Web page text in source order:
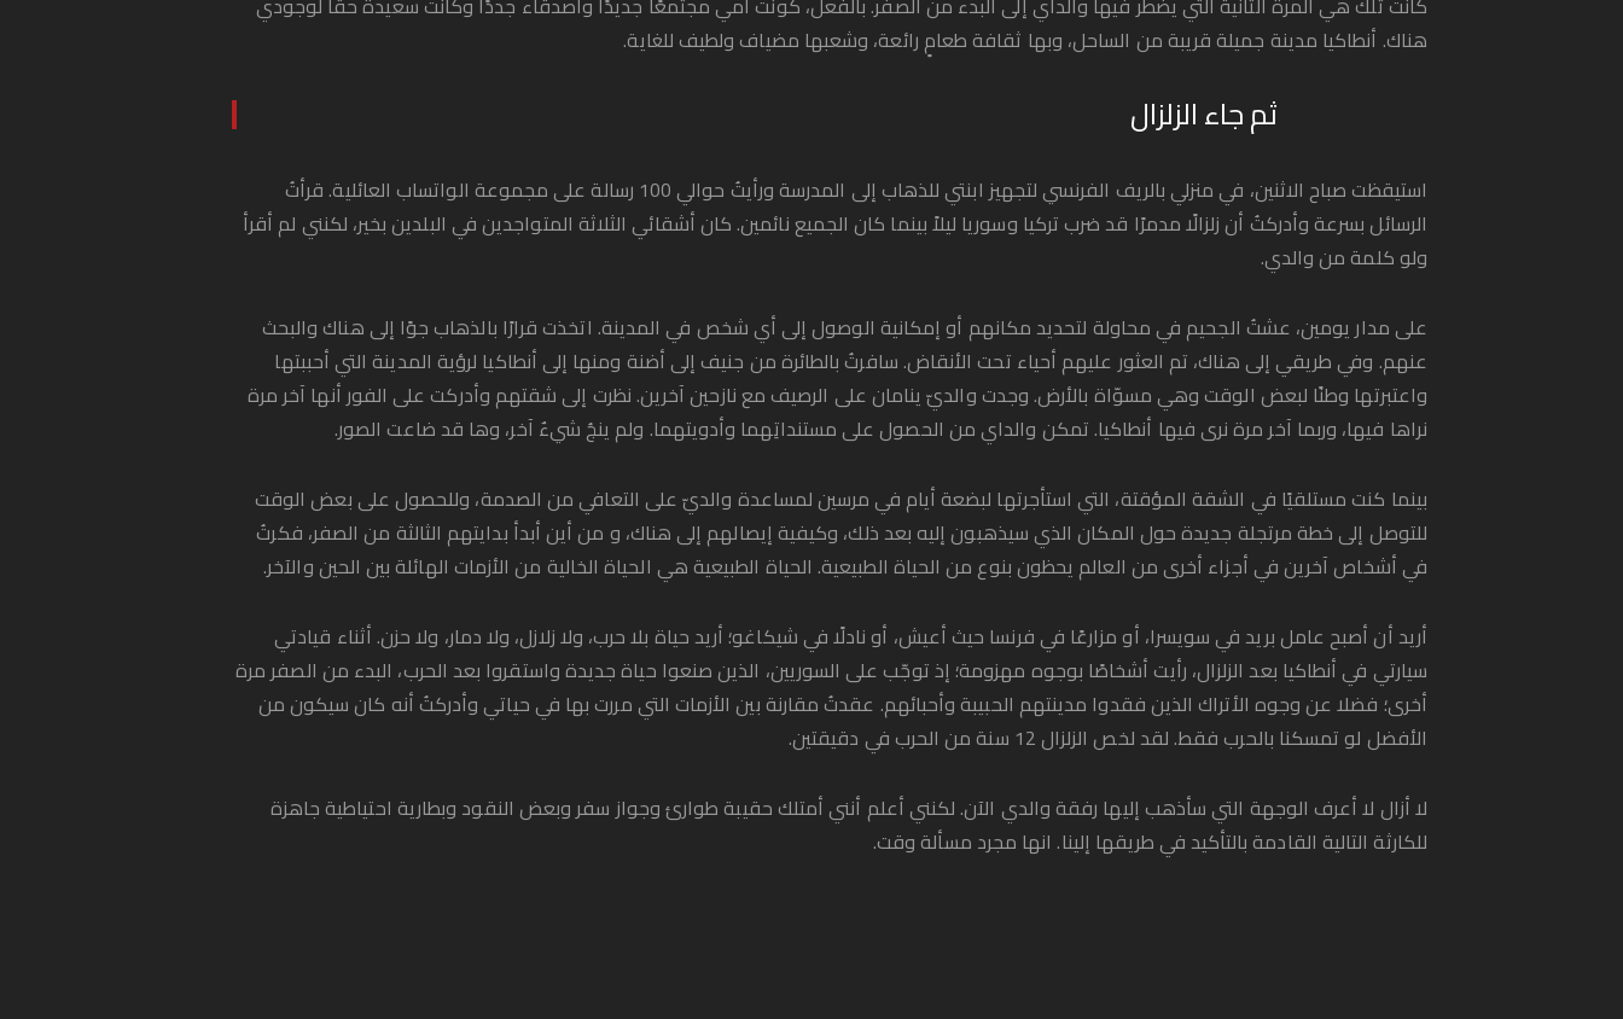
هناك. أنطاكيا مدينة جميلة قريبة من الساحل، وبها ثقافة طعامٍ رائعة، وشعبها مضياف ولطيف للغاية.
ثم جاء الزلزال
استيقظت صباح الاثنين، في منزلي بالريف الفرنسي لتجهيز ابنتي للذهاب إلى المدرسة ورأيتُ حوالي 100 رسالة على مجموعة الواتساب العائلية. قرأتُ
الرسائل بسرعة وأدركتُ أن زلزالًا مدمرًا قد ضرب تركيا وسوريا ليلاً بينما كان الجميع نائمين. كان أشقائي الثلاثة المتواجدين في البلدين بخير، لكنني لم أقرأ
ولو كلمة من والدي.
على مدار يومين، عشتُ الجحيم في محاولة لتحديد مكانهم أو إمكانية الوصول إلى أي شخص في المدينة. اتخذت قرارًا بالذهاب جوًا إلى هناك والبحث
عنهم. وفي طريقي إلى هناك، تم العثور عليهم أحياء تحت الأنقاض. سافرتُ بالطائرة من جنيف إلى أضنة ومنها إلى أنطاكيا لرؤية المدينة التي أحببتها
واعتبرتها وطنًا لبعض الوقت وهي مسوّاة بالأرض. وجدت والديّ ينامان على الرصيف مع نازحين آخرين. نظرت إلى شقتهم وأدركت على الفور أنها آخر مرة
نراها فيها، وربما آخر مرة نرى فيها أنطاكيا. تمكن والداي من الحصول على مستنداتِهما وأدويتهما. ولم ينجُ شيءٌ آخر، وها قد ضاعت الصور.
بينما كنت مستلقيًا في الشقة المؤقتة، التي استأجرتها لبضعة أيام في مرسين لمساعدة والديّ على التعافي من الصدمة، وللحصول على بعض الوقت
للتوصل إلى خطة مرتجلة جديدة حول المكان الذي سيذهبون إليه بعد ذلك، وكيفية إيصالهم إلى هناك، و من أين أبدأ بدايتهم الثالثة من الصفر، فكرتُ
في أشخاص آخرين في أجزاء أخرى من العالم يحظون بنوع من الحياة الطبيعية. الحياة الطبيعية هي الحياة الخالية من الأزمات الهائلة بين الحين والآخر.
أريد أن أصبح عامل بريد في سويسرا، أو مزارعًا في فرنسا حيث أعيش، أو نادلًا في شيكاغو؛ أريد حياة بلا حرب، ولا زلازل، ولا دمار، ولا حزن. أثناء قيادتي
سيارتي في أنطاكيا بعد الزلزال، رأيت أشخاصًا بوجوه مهزومة؛ إذ توجّب على السوريين، الذين صنعوا حياة جديدة واستقروا بعد الحرب، البدء من الصفر مرة
أخرى؛ فضلا عن وجوه الأتراك الذين فقدوا مدينتهم الحبيبة وأحبائهم. عقدتُ مقارنة بين الأزمات التي مررت بها في حياتي وأدركتُ أنه كان سيكون من
الأفضل لو تمسكنا بالحرب فقط. لقد لخص الزلزال 12 سنة من الحرب في دقيقتين.
لا أزال لا أعرف الوجهة التي سأذهب إليها رفقة والدي الآن. لكنني أعلم أنني أمتلك حقيبة طوارئ وجواز سفر وبعض النقود وبطارية احتياطية جاهزة
للكارثة التالية القادمة بالتأكيد في طريقها إلينا. انها مجرد مسألة وقت.